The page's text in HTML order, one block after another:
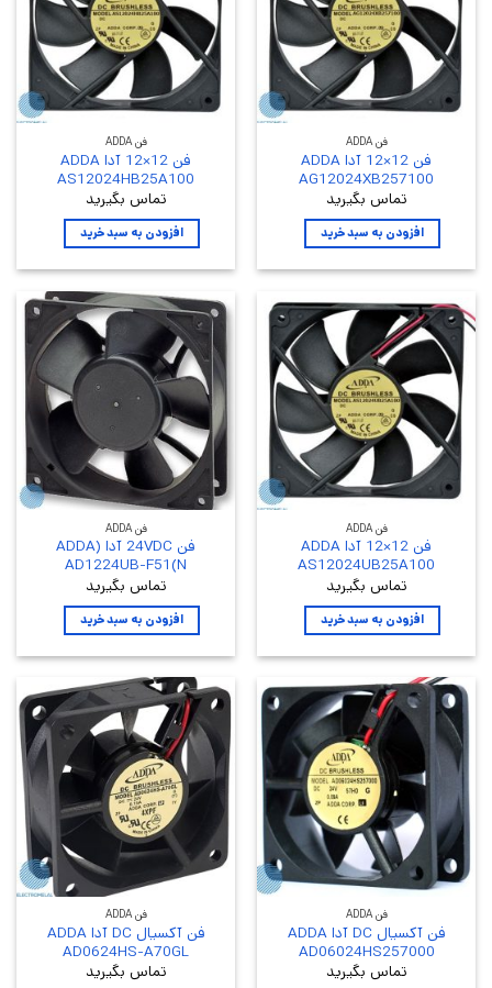
فن ADDA
فن 12×12 آدا ADDA
AG12024XB257100
تماس بگیرید
افزودن به سبد خرید
فن ADDA
فن 12×12 آدا ADDA
AS12024HB25A100
تماس بگیرید
افزودن به سبد خرید
فن ADDA
فن 12×12 آدا ADDA
AS12024UB25A100
تماس بگیرید
افزودن به سبد خرید
فن ADDA
فن 24VDC آدا (ADDA
AD1224UB-F51(N
تماس بگیرید
افزودن به سبد خرید
فن ADDA
فن آکسیال DC آدا ADDA
AD06024HS257000
تماس بگیرید
فن ADDA
فن آکسیال DC آدا ADDA
AD0624HS-A70GL
تماس بگیرید